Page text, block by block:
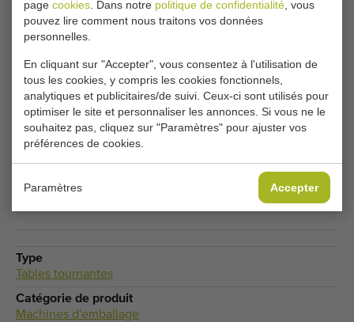
page cookies . Dans notre politique de confidentialité , vous
pouvez lire comment nous traitons vos données
personnelles.
En cliquant sur "Accepter", vous consentez à l'utilisation de
tous les cookies, y compris les cookies fonctionnels,
analytiques et publicitaires/de suivi. Ceux-ci sont utilisés pour
optimiser le site et personnaliser les annonces. Si vous ne le
souhaitez pas, cliquez sur "Paramètres" pour ajuster vos
préférences de cookies.
Paramètres Accepter
tournantes comparable sera disponible ? Remplissez vos
coordonnées ici.
Vos paramètres de cookies actuels bloquent cette
partie. Modifiez vos paramètres de cookies pour
accéder à cette partie.
MODIFIER LES PARAMÈTRES DES COOKIES
Type
Tables tournantes
Catégorie de produit
Machines d'emballage